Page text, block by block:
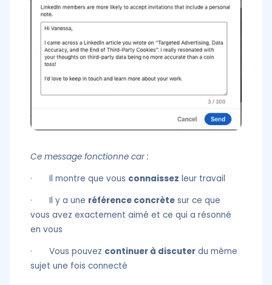
Ce message fonctionne car :
· Il montre que vous connaissez leur travail
· Il y a une référence concrète sur ce que
vous avez exactement aimé et ce qui a résonné
en vous
· Vous pouvez continuer à discuter du même
sujet une fois connecté